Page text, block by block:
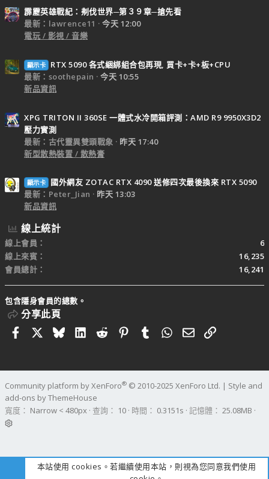
霹靂英雄戰紀：刜伐世界─第３９章─搶先看
最新：lawrence11
今天 12:00
電玩 / 影視 / 音樂
顯示卡
RTX 5090 各式綑綁組合包再現, 買卡+卡+板+CPU
最新：soothepain
今天 10:55
新品資訊
XPG TRITON II 360SE 一體式水冷開箱評測：AMD R9 9950X3D2
壓力實測
最新：古代靈異雙頭戰象
昨天 17:40
新型散熱裝置 / 散熱膏
顯示卡
國外網友 ZOTAC RTX 4090 送修四次最後換來 RTX 5090
最新：Peter_Jian
昨天 13:03
新品資訊
線上統計
線上會員
6
線上來賓
16,235
會員總計
16,241
包含隱身會員的總數。
分享此頁
FacebookBlueskyLinkedIn
RedditPinterestTumblrWhatsApp
電子郵件
連結
Community platform by XenForo® © 2010-2025 XenForo Ltd. | Style and
add-ons by ThemeHouse
寬度
查詢 10 時間 0.3151s 記憶體 25.08MB
本站使用 cookies。若繼續使用本站，則視為您同意我們使用